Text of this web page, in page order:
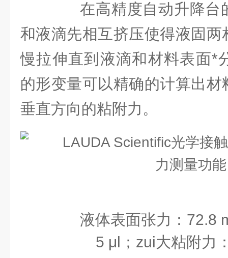
在高精度自动升降台
和液滴先相互挤压使得液固
慢拉伸直到液滴和材料表面*
的形变量可以精确的计算出
垂直方向的粘附力。
液体表面张力：72.8
5 μl；zui大粘附力